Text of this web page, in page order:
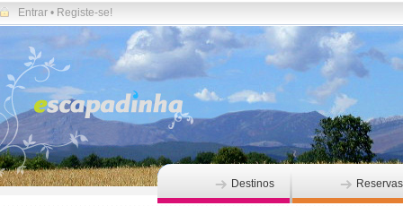
Entrar • Registe-se!
Destinos Reservas